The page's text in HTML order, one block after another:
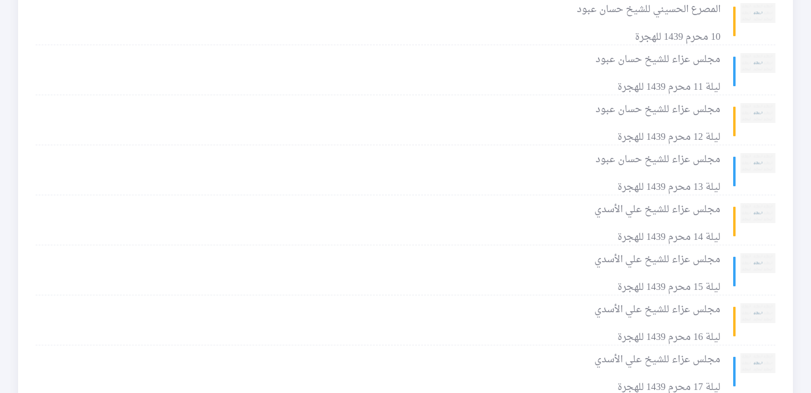
المصرع الحسيني للشيخ حسان عبود
10 محرم 1439 للهجرة
مجلس عزاء للشيخ حسان عبود
ليلة 11 محرم 1439 للهجرة
مجلس عزاء للشيخ حسان عبود
ليلة 12 محرم 1439 للهجرة
مجلس عزاء للشيخ حسان عبود
ليلة 13 محرم 1439 للهجرة
مجلس عزاء للشيخ علي الأسدي
ليلة 14 محرم 1439 للهجرة
مجلس عزاء للشيخ علي الأسدي
ليلة 15 محرم 1439 للهجرة
مجلس عزاء للشيخ علي الأسدي
ليلة 16 محرم 1439 للهجرة
مجلس عزاء للشيخ علي الأسدي
ليلة 17 محرم 1439 للهجرة